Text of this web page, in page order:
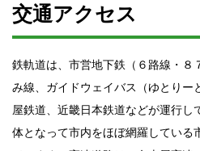
交通アクセス
鉄軌道は、市営地下鉄（６路線・８
み線、ガイドウェイバス（ゆとりー
屋鉄道、近畿日本鉄道などが運行し
体となって市内をほぼ網羅している